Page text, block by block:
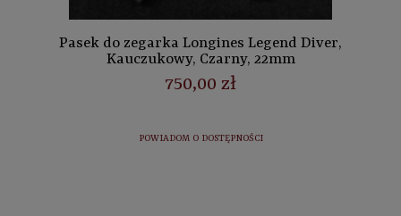
Pasek do zegarka Longines Legend Diver,
Kauczukowy, Czarny, 22mm
750,00 zł
POWIADOM O DOSTĘPNOŚCI